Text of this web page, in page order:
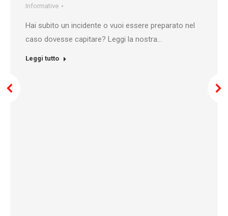
Informative
Hai subito un incidente o vuoi essere preparato nel
caso dovesse capitare? Leggi la nostra…
Leggi tutto